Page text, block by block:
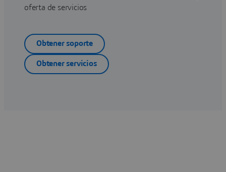
oferta de servicios
Obtener soporte
Obtener servicios